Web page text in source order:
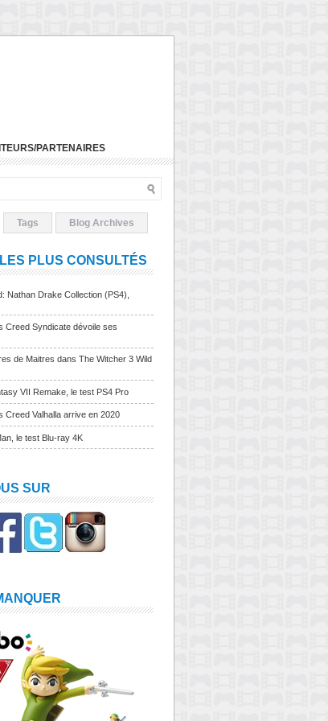
PARTENAIRES
Tags Blog Archives
PLUS CONSULTÉS
Nathan Drake Collection (PS4),
Creed Syndicate dévoile ses
de Maitres dans The Witcher 3 Wild
VII Remake, le test PS4 Pro
Creed Valhalla arrive en 2020
le test Blu-ray 4K
SUR